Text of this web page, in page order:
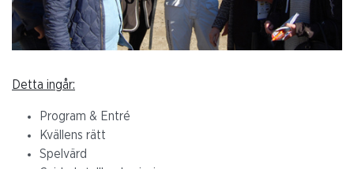
Detta ingår:
Program & Entré
Kvällens rätt
Spelvärd